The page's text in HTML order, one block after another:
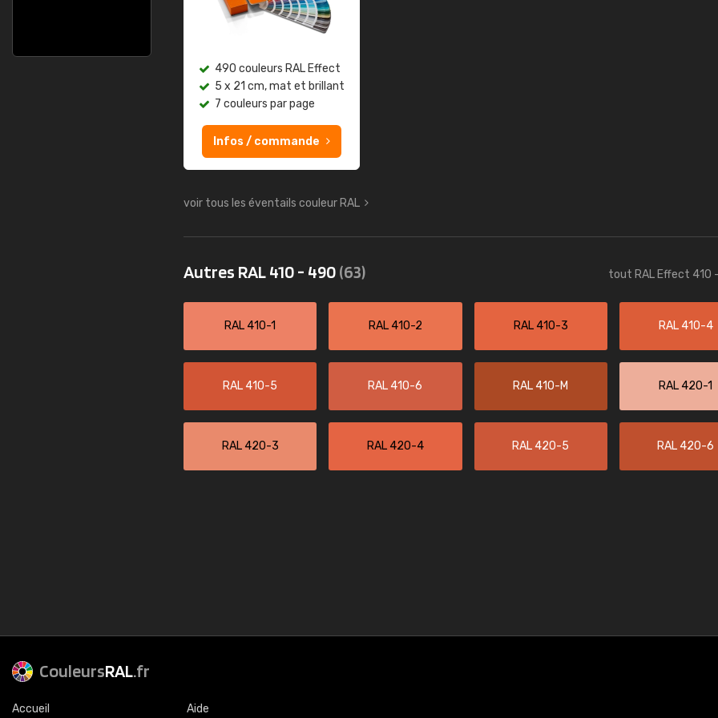
490 couleurs RAL Effect
5 x 21 cm, mat et brillant
7 couleurs par page
Infos / commande
voir tous les éventails couleur RAL
Autres RAL 410 - 490(63) tout RAL Effect 410
RAL 410-1 RAL 410-2 RAL 410-3 RAL 410-4
RAL 410-5 RAL 410-6 RAL 410-M RAL 420-1
RAL 420-3 RAL 420-4 RAL 420-5 RAL 420-6
CouleursRAL.fr
Accueil Aide